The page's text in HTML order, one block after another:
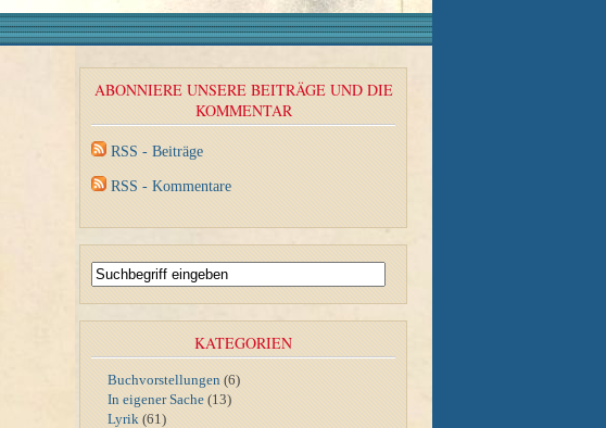
ABONNIERE UNSERE BEITRÄGE UND DIE
KOMMENTAR
RSS - Beiträge
RSS - Kommentare
KATEGORIEN
Buchvorstellungen (6)
In eigener Sache (13)
Lyrik (61)